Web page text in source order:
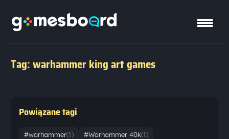
Tag: warhammer king art games
Powiązane tagi
#warhammer(1) #Warhammer 40k(1)